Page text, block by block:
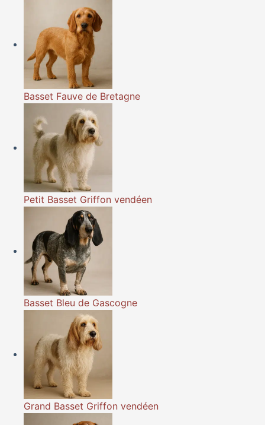
Basset Fauve de Bretagne
Petit Basset Griffon vendéen
Basset Bleu de Gascogne
Grand Basset Griffon vendéen